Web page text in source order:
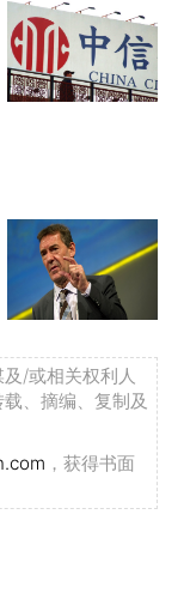
/或相关权利人
、摘编、复制及
，获得书面